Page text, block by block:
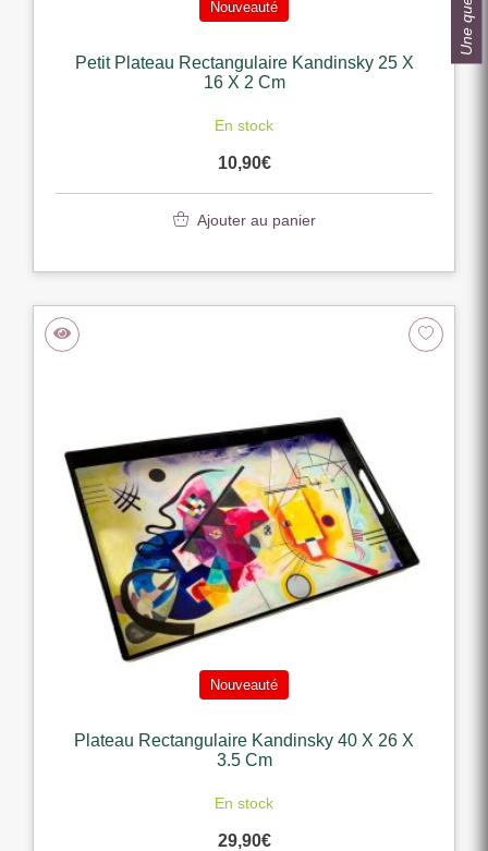
Nouveauté
Petit Plateau Rectangulaire Kandinsky 25 X
16 X 2 Cm
En stock
10,90€
Ajouter au panier
Nouveauté
Plateau Rectangulaire Kandinsky 40 X 26 X
3.5 Cm
En stock
29,90€